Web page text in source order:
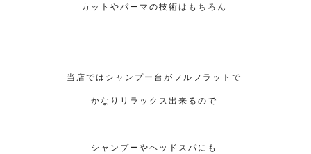
カットやパーマの技術はもちろん
当店ではシャンプー台がフルフラットで
かなりリラックス出来るので
シャンプーやヘッドスパにも